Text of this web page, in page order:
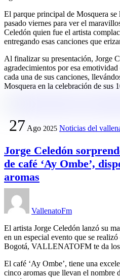
El parque principal de Mosquera se
pasado viernes para ver el
Celedón quien fue el artista
entregando esas canciones que
Al finalizar su presentación, Jorge
agradecimientos por esa
cada una de sus canciones,
Mosquera en la celebración de sus
27 Ago 2025 Noticias del
Jorge Celedón
de café ‘Ay Ombe’,
aromas
VallenatoFm
El artista Jorge Celedón lanzó su
en un especial evento que se
Bogotá, VALLENATOFM te da los
El café ‘Ay Ombe’, tiene una
cinco aromas que llevan el nombre